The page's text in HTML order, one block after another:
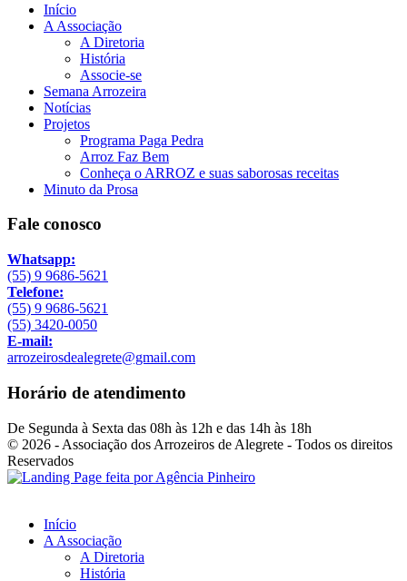
Início
A Associação
A Diretoria
História
Associe-se
Semana Arrozeira
Notícias
Projetos
Programa Paga Pedra
Arroz Faz Bem
Conheça o ARROZ e suas saborosas receitas
Minuto da Prosa
Fale conosco
Whatsapp:
(55) 9 9686-5621
Telefone:
(55) 9 9686-5621
(55) 3420-0050
E-mail:
arrozeirosdealegrete@gmail.com
Horário de atendimento
De Segunda à Sexta das 08h às 12h e das 14h às 18h
© 2026 - Associação dos Arrozeiros de Alegrete - Todos os direitos
Reservados
Início
A Associação
A Diretoria
História